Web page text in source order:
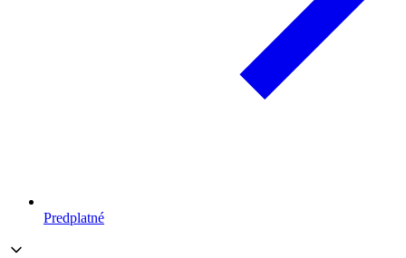
Predplatné